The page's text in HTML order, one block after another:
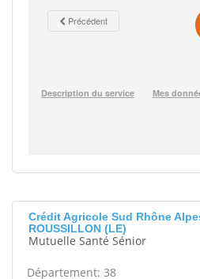
Crédit Agricole Sud Rhône
ROUSSILLON (LE)
Mutuelle Santé Sénior
Département: 38